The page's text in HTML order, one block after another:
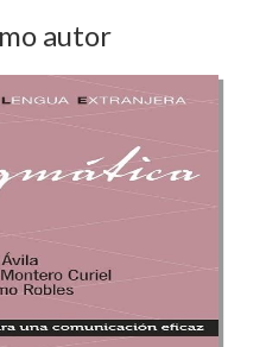
autor